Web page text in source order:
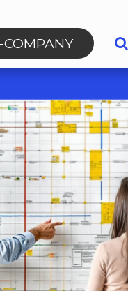
COMPANY